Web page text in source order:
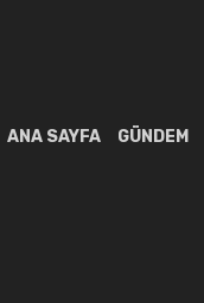
ANA SAYFA GÜNDEM